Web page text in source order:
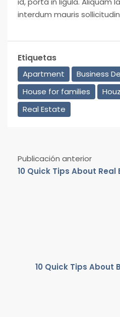
interdum mauris
Etiquetas
Apartment
Business
House for families
Real Estate
Publicación anterior
10 Quick Tips About Real
10 Quick Tips About